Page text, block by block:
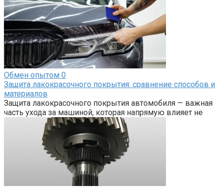
Обмен опытом 0
Защита лакокрасочного покрытия: сравнение способов и
материалов
Защита лакокрасочного покрытия автомобиля — важная
часть ухода за машиной, которая напрямую влияет не